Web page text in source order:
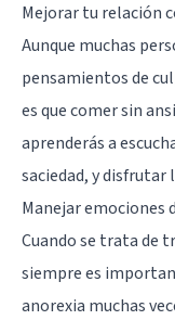
Mejorar tu relación
Aunque muchas
pensamientos de
es que comer sin
aprenderás a
saciedad, y disfrutar
Manejar emociones
Cuando se trata de
siempre es
anorexia muchas